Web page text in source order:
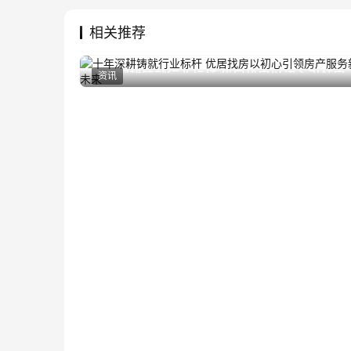
相关推荐
十年深耕铸就行业标杆 优居找房以初心引领房
2025年5月28日
资讯